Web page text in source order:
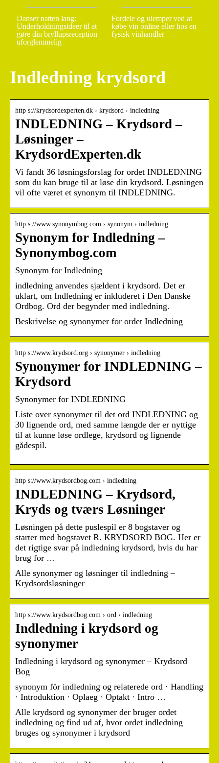
Danser natten lang:
Underholdningsideer til at
gøre din bryllupsreception
uforglemmelig
Fordele og ulemper ved at
købe vin online eller hos en
fysisk vinhandler
Indledning krydsord
http s://krydsordexperten.dk › krydsord › indledning
INDLEDNING – Krydsord –
Løsninger –
KrydsordExperten.dk
Vi fandt 36 løsningsforslag for ordet INDLEDNING
som du kan bruge til at løse din krydsord. Løsningen
vil ofte været et synonym til INDLEDNING.
http s://www.synonymbog.com › synonym › indledning
Synonym for Indledning –
Synonymbog.com
Synonym for Indledning
indledning anvendes sjældent i krydsord. Det er
uklart, om Indledning er inkluderet i Den Danske
Ordbog. Ord der begynder med indledning.
Beskrivelse og synonymer for ordet Indledning
http s://www.krydsord.org › synonymer › indledning
Synonymer for INDLEDNING –
Krydsord
Synonymer for INDLEDNING
Liste over synonymer til det ord INDLEDNING og
30 lignende ord, med samme længde der er nyttige
til at kunne løse ordlege, krydsord og lignende
gådespil.
http s://www.krydsordbog.com › indledning
INDLEDNING – Krydsord,
Kryds og tværs Løsninger
Løsningen på dette puslespil er 8 bogstaver og
starter med bogstavet R. KRYDSORD BOG. Her er
det rigtige svar på indledning krydsord, hvis du har
brug for …
Alle synonymer og løsninger til indledning –
Krydsordsløsninger
http s://www.krydsordbog.com › ord › indledning
Indledning i krydsord og
synonymer
Indledning i krydsord og synonymer – Krydsord
Bog
synonym för indledning og relaterede ord · Handling
· Introduktion · Oplaeg · Optakt · Intro …
Alle krydsord og synonymer der bruger ordet
indledning og find ud af, hvor ordet indledning
bruges og synonymer i krydsord